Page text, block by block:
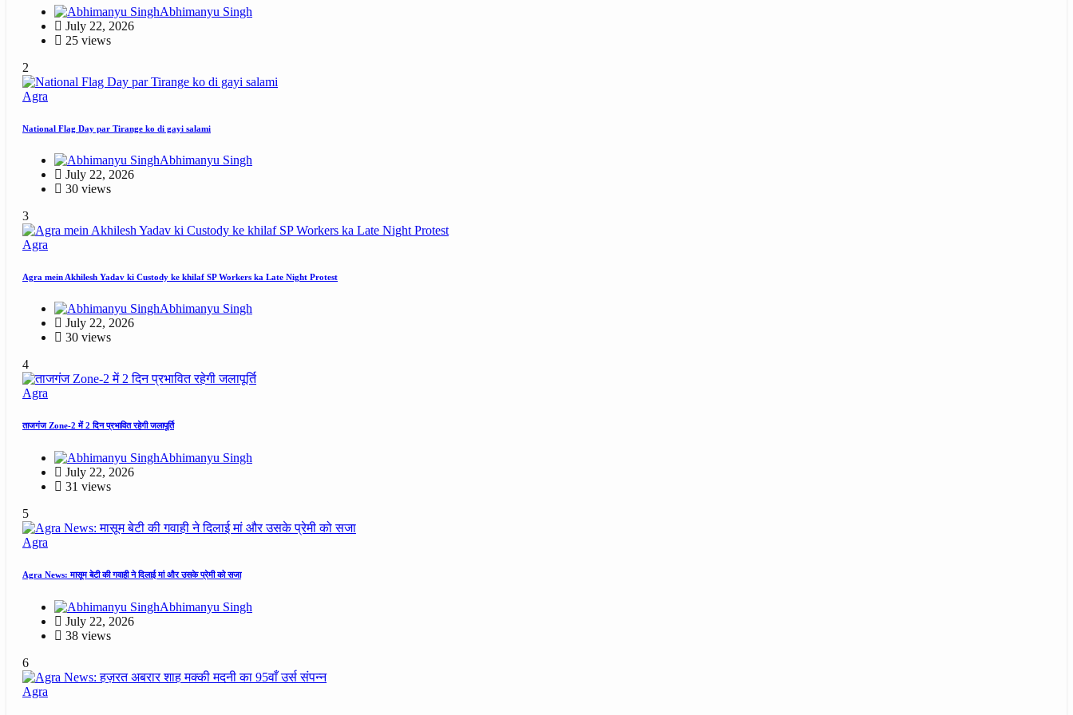
Abhimanyu Singh
July 22, 2026
25 views
2
Agra
National Flag Day par Tirange ko di gayi salami
Abhimanyu Singh
July 22, 2026
30 views
3
Agra
Agra mein Akhilesh Yadav ki Custody ke khilaf SP Workers ka Late Night Protest
Abhimanyu Singh
July 22, 2026
30 views
4
Agra
ताजगंज Zone-2 में 2 दिन प्रभावित रहेगी जलापूर्ति
Abhimanyu Singh
July 22, 2026
31 views
5
Agra
Agra News: मासूम बेटी की गवाही ने दिलाई मां और उसके प्रेमी को सजा
Abhimanyu Singh
July 22, 2026
38 views
6
Agra